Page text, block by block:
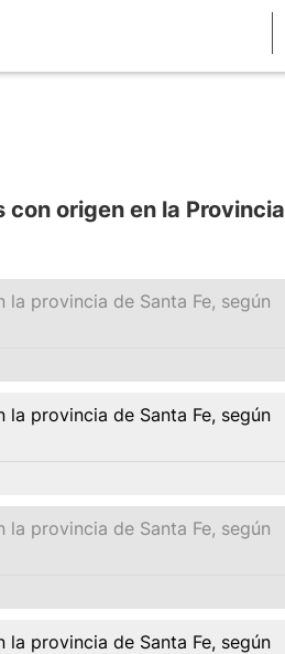
origen en la Provincia
provincia de Santa Fe, según
provincia de Santa Fe, según
provincia de Santa Fe, según
provincia de Santa Fe, según